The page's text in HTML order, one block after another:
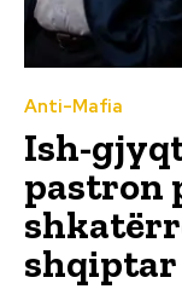
Anti-Mafia
Ish-
pastron
shqiptar